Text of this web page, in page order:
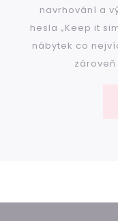
navrhování a
hesla „Keep it
nábytek co